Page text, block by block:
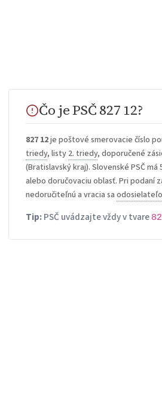
Čo je PSČ 827 12?
827 12je poštové smerovacie číslo
triedy, listy 2. triedy, doporučené
(Bratislavský kraj). Slovenské PSČ
alebo doručovaciu oblasť. Pri podaní
nedoručiteľnú a vracia sa
Tip:PSČ uvádzajte vždy v tvare